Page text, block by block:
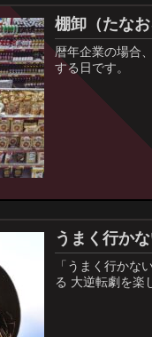
棚卸（たなお
暦年企業の場合
する日です。
うまく行か
「うまく行かな
る 大逆転劇を楽